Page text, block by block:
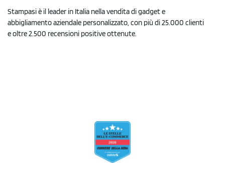
Stampasi è il leader in Italia nella vendita di gadget e
abbigliamento aziendale personalizzato, con più di 25.000 clienti
e oltre 2.500 recensioni positive ottenute.